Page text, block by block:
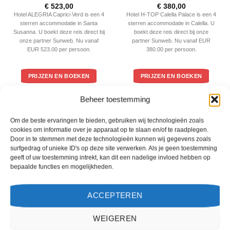
Beheer toestemming
Om de beste ervaringen te bieden, gebruiken wij technologieën zoals
cookies om informatie over je apparaat op te slaan en/of te raadplegen.
Door in te stemmen met deze technologieën kunnen wij gegevens zoals
surfgedrag of unieke ID's op deze site verwerken. Als je geen toestemming
geeft of uw toestemming intrekt, kan dit een nadelige invloed hebben op
bepaalde functies en mogelijkheden.
ACCEPTEREN
WEIGEREN
Gewaardeerd
4uit 5
€523,00
Hotel ALEGRIA Caprici Verd is een 4
sterren accommodatie in Santa
Susanna. U boekt deze reis direct bij
onze partner Sunweb. Nu vanaf
EUR 523.00 per persoon.
PRIJZEN EN BOEKEN
Gewaardeerd
4uit 5
€380,00
Hotel H-TOP Calella Palace is een 4
sterren accommodatie in Calella. U
boekt deze reis direct bij onze
partner Sunweb. Nu vanaf EUR
380.00 per persoon.
PRIJZEN EN BOEKEN